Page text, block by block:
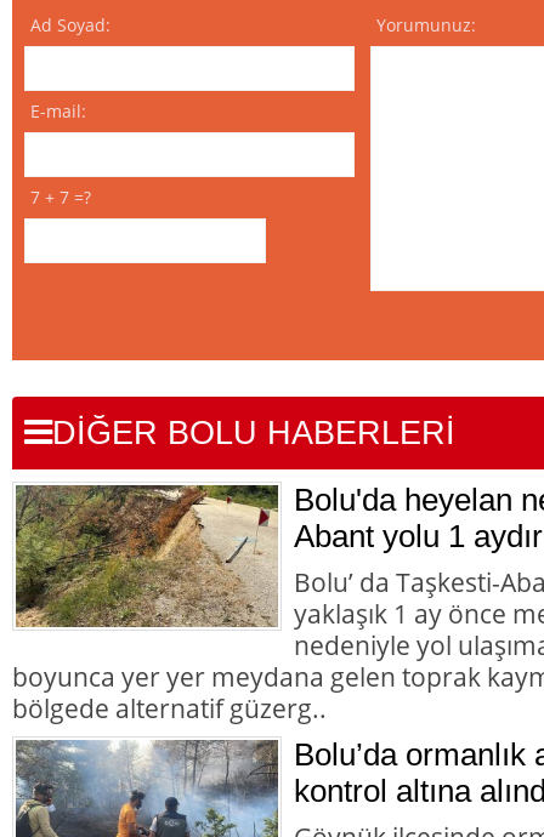
Ad Soyad:
E-mail:
7 + 7 =?
Yorumunuz:
DİĞER BOLU HABERLERİ
Bolu'da heyelan
Abant yolu 1
Bolu’ da Taşkesti-
yaklaşık 1 ay önce
nedeniyle yol
boyunca yer yer meydana gelen toprak
bölgede alternatif güzerg..
Bolu’da ormanlık
kontrol altına